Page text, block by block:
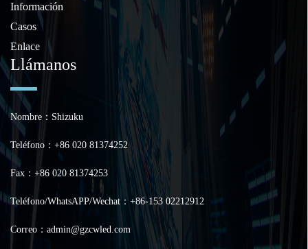
Información
Casos
Enlace
Llámanos
Nombre：Shizuku
Teléfono：+86 020 81374252
Fax：+86 020 81374253
Teléfono/WhatsAPP/Wechat：+86-153 02212912
Correo：admin@gzcwled.com